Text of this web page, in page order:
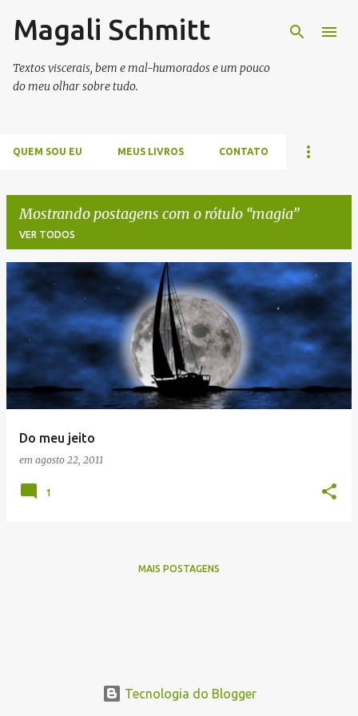
Pular para o conteúdo principal
Magali Schmitt
Textos viscerais, bem e mal-humorados e um pouco
do meu olhar sobre tudo.
QUEM SOU EU MEUS LIVROS CONTATO
Mostrando postagens com o rótulo magia
VER TODOS
o
s
t
a
g
Do meu jeito
em agosto 22, 2011
1
MAIS POSTAGENS
Tecnologia do Blogger